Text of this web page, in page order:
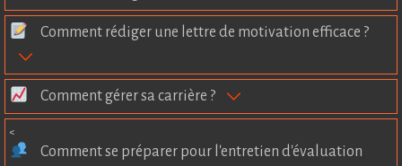
Comment rédiger une lettre de motivation efficace ?
Comment gérer sa carrière ?
<
Comment se préparer pour l'entretien d'évaluation